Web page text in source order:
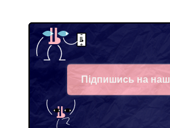
Підпишись на наш
Facebook